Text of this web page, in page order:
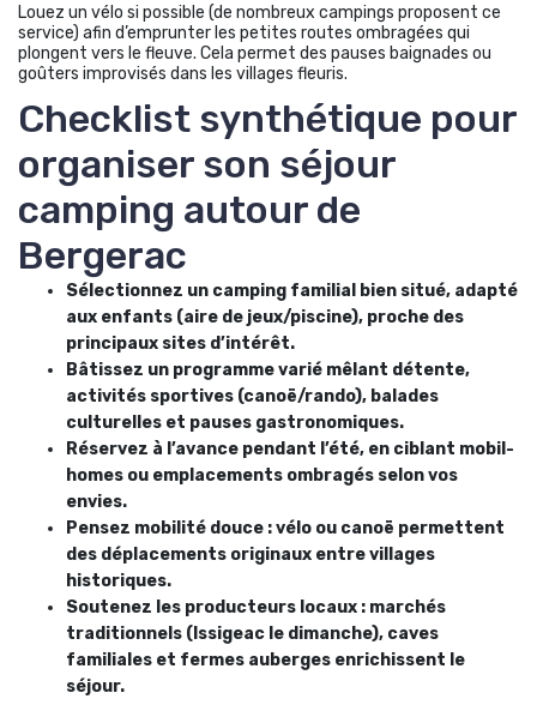
Louez un vélo si possible (de nombreux campings proposent ce
service) afin d’emprunter les petites routes ombragées qui
plongent vers le fleuve. Cela permet des pauses baignades ou
goûters improvisés dans les villages fleuris.
Checklist synthétique pour
organiser son séjour
camping autour de
Bergerac
Sélectionnez un camping familial bien situé, adapté
aux enfants (aire de jeux/piscine), proche des
principaux sites d’intérêt.
Bâtissez un programme varié mêlant détente,
activités sportives (canoë/rando), balades
culturelles et pauses gastronomiques.
Réservez à l’avance pendant l’été, en ciblant mobil-
homes ou emplacements ombragés selon vos
envies.
Pensez mobilité douce : vélo ou canoë permettent
des déplacements originaux entre villages
historiques.
Soutenez les producteurs locaux : marchés
traditionnels (Issigeac le dimanche), caves
familiales et fermes auberges enrichissent le
séjour.